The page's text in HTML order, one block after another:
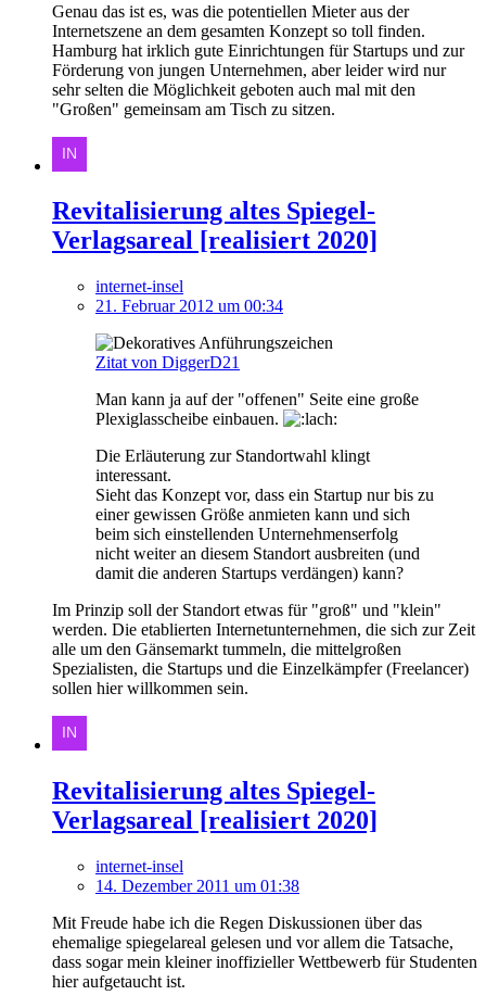
Genau das ist es, was die potentiellen Mieter aus der
Internetszene an dem gesamten Konzept so toll finden.
Hamburg hat irklich gute Einrichtungen für Startups und zur
Förderung von jungen Unternehmen, aber leider wird nur
sehr selten die Möglichkeit geboten auch mal mit den
"Großen" gemeinsam am Tisch zu sitzen.
Revitalisierung altes Spiegel-
Verlagsareal [realisiert 2020]
internet-insel
21. Februar 2012 um 00:34
Zitat von DiggerD21
Man kann ja auf der "offenen" Seite eine große
Plexiglasscheibe einbauen.
Die Erläuterung zur Standortwahl klingt
interessant.
Sieht das Konzept vor, dass ein Startup nur bis zu
einer gewissen Größe anmieten kann und sich
beim sich einstellenden Unternehmenserfolg
nicht weiter an diesem Standort ausbreiten (und
damit die anderen Startups verdängen) kann?
Im Prinzip soll der Standort etwas für "groß" und "klein"
werden. Die etablierten Internetunternehmen, die sich zur Zeit
alle um den Gänsemarkt tummeln, die mittelgroßen
Spezialisten, die Startups und die Einzelkämpfer (Freelancer)
sollen hier willkommen sein.
Revitalisierung altes Spiegel-
Verlagsareal [realisiert 2020]
internet-insel
14. Dezember 2011 um 01:38
Mit Freude habe ich die Regen Diskussionen über das
ehemalige spiegelareal gelesen und vor allem die Tatsache,
dass sogar mein kleiner inoffizieller Wettbewerb für Studenten
hier aufgetaucht ist.